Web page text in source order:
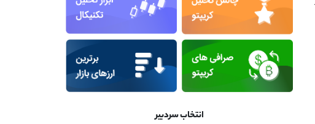
انتخاب سردبیر